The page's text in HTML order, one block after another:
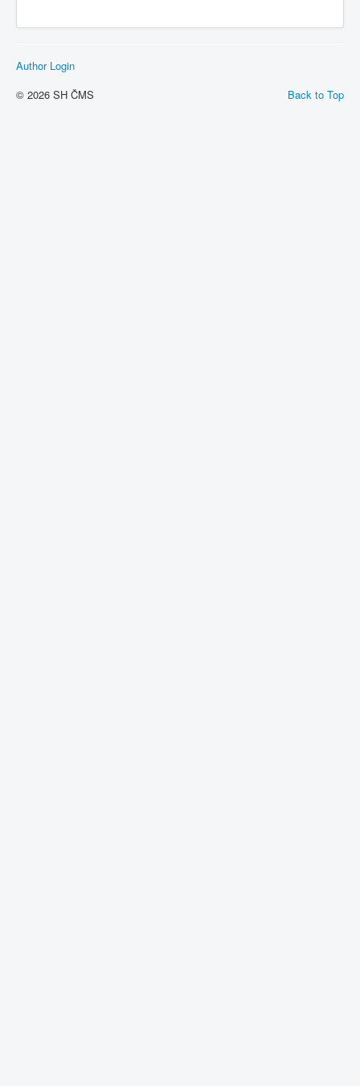
Author Login
Back to Top
© 2026 SH ČMS